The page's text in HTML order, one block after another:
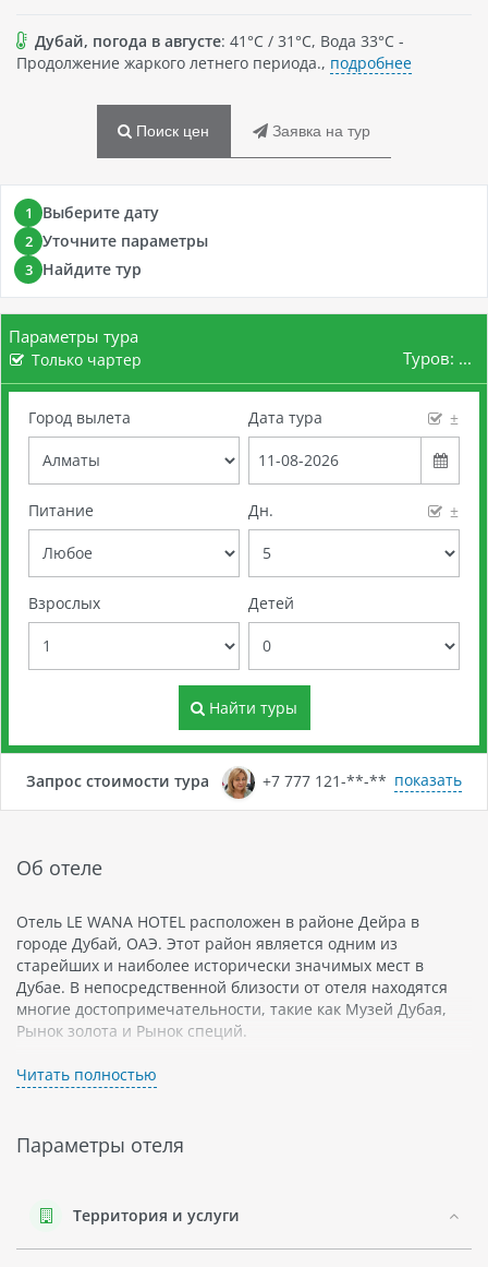
Дубай, погода в августе: 41°C / 31°C, Вода 33°C -
Продолжение жаркого летнего периода., подробнее
Поиск цен Заявка на тур
1 Выберите дату
2 Уточните параметры
3 Найдите тур
Параметры тура
Только чартер Туров: ...
Город вылета Дата тура ±
Питание Дн. ±
Взрослых Детей
Найти туры
Запрос стоимости тура +7 777 121-**-** показать
Об отеле
Отель LE WANA HOTEL расположен в районе Дейра в
городе Дубай, ОАЭ. Этот район является одним из
старейших и наиболее исторически значимых мест в
Дубае. В непосредственной близости от отеля находятся
многие достопримечательности, такие как Музей Дубая,
Рынок золота и Рынок специй.
Отель LE WANA HOTEL предлагает своим гостям
комфортабельные номера с современным дизайном
с плоским экраном, мини-бар и чайник. Гости могут
посетить ресторан отеля, где подают блюда местной и
Несмотря на то что отель не имеет своего пляжа или
Читать полностью
Параметры отеля
Территория и услуги